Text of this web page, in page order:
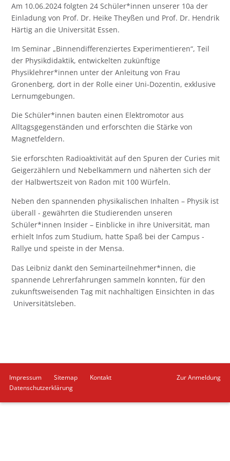
Am 10.06.2024 folgten 24 Schüler*innen unserer 10a der
Einladung von Prof. Dr. Heike Theyßen und Prof. Dr. Hendrik
Härtig an die Universität Essen.
Im Seminar „Binnendifferenziertes Experimentieren“, Teil
der Physikdidaktik, entwickelten zukünftige
Physiklehrer*innen unter der Anleitung von Frau
Gronenberg, dort in der Rolle einer Uni-Dozentin, exklusive
Lernumgebungen.
Die Schüler*innen bauten einen Elektromotor aus
Alltagsgegenständen und erforschten die Stärke von
Magnetfeldern.
Sie erforschten Radioaktivität auf den Spuren der Curies mit
Geigerzählern und Nebelkammern und näherten sich der
der Halbwertszeit von Radon mit 100 Würfeln.
Neben den spannenden physikalischen Inhalten – Physik ist
überall - gewährten die Studierenden unseren
Schüler*innen Insider – Einblicke in ihre Universität, man
erhielt Infos zum Studium, hatte Spaß bei der Campus -
Rallye und speiste in der Mensa.
Das Leibniz dankt den Seminarteilnehmer*innen, die
spannende Lehrerfahrungen sammeln konnten, für den
zukunftsweisenden Tag mit nachhaltigen Einsichten in das
Universitätsleben.
Zur Anmeldung
Navigation
überspringen
Impressum Sitemap
Kontakt
Datenschutzerklärung